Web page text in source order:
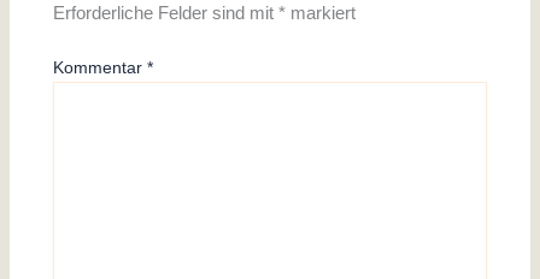
Erforderliche Felder sind mit* markiert
Kommentar*